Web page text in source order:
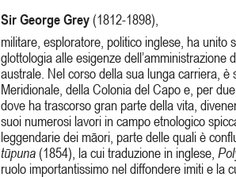
Sir George Grey (1812-1898),
militare, esploratore, politico inglese, ha unito
glottologia alle esigenze dell’amministrazione
australe. Nel corso della sua lunga carriera, è
Meridionale, della Colonia del Capo e, per
dove ha trascorso gran parte della vita,
suoi numerosi lavori in campo etnologico
leggendarie dei māori, parte delle quali è
tūpuna (1854), la cui traduzione in inglese,
ruolo importantissimo nel diffondere imiti e la